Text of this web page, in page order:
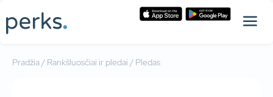
Pradžia/ Rankšluosčiai ir pledai / Pledas